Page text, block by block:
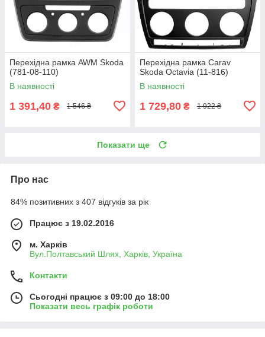
Перехідна рамка AWM Skoda
(781-08-110)
В наявності
1 391,40 ₴ 1 546 ₴
Перехідна рамка Carav
Skoda Octavia (11-816)
В наявності
1 729,80 ₴ 1 922 ₴
Показати ще
Про нас
84% позитивних з 407 відгуків за рік
Працює з 19.02.2016
м. Харків
Вул.Полтавський Шлях, Харків, Україна
Контакти
Сьогодні працює з 09:00 до 18:00
Показати весь графік роботи